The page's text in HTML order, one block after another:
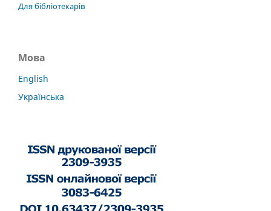
Для бібліотекарів
Мова
English
Українська